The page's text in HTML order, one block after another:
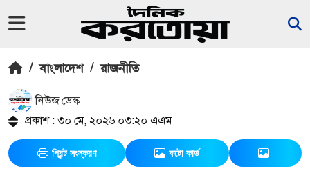
/ বাংলাদেশ / রাজনীতি
নিউজ ডেস্ক
প্রকাশ : ৩০ মে, ২০২৬ ০৩:২০ এএম
প্রিন্ট সংস্করণ ফটো কার্ড